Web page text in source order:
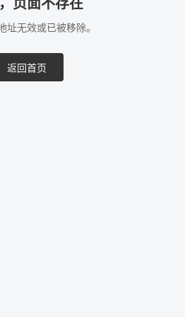
页面不存在
址无效或已被移除。
返回首页